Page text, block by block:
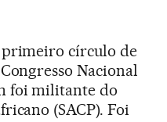
círculo de
Nacional
foi militante do
(SACP). Foi